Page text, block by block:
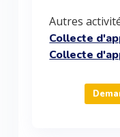
Autres
Collecte
Collecte